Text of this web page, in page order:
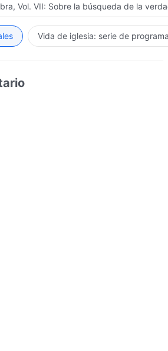
Vol. VII: Sobre la búsqueda de la
Vida de iglesia: serie de